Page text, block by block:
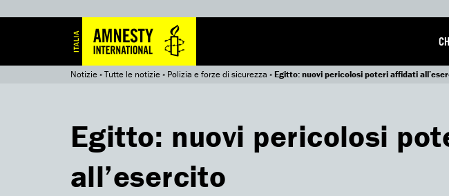
Notizie»Tutte le notizie» Polizia e forze di sicurezza »Egitto: nuovi pericolosi poteri affidati
Egitto: nuovi pericolosi
all’esercito